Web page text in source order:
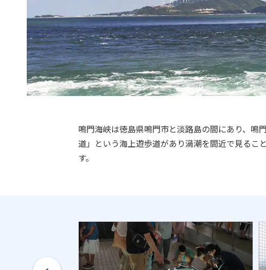
鳴門海峡は徳島県鳴門市と淡路島の間にあり、鳴
道」という海上遊歩道があり渦潮を間近で見るこ
す。